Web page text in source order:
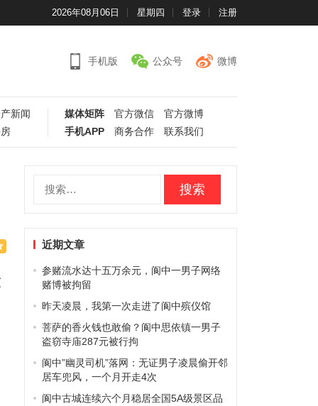
2026年08月06日 星期四 登录 注册
手机版 公众号 微博
新闻
媒体矩阵 官方微信
官方微博
手机APP
商务合作 联系我们
近期文章
参赌流水达十五万余元，阆中一男子网络
赌博被拘留
昨天凌晨，我第一次走进了阆中殡仪馆
菩萨的香火钱也敢偷？阆中思依镇一男子
盗窃寺庙287元被行拘
阆中”幽灵司机”落网：无证男子凌晨偷开邻
居车兜风，一个月开走4次
阆中古城连续六个月稳居全国5A级景区品